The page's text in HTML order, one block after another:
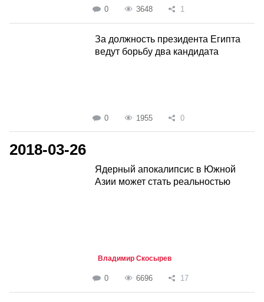
0 3648 1
За должность президента Египта
ведут борьбу два кандидата
0 1955 0
2018-03-26
Ядерный апокалипсис в Южной
Азии может стать реальностью
Владимир Скосырев
0 6696 17